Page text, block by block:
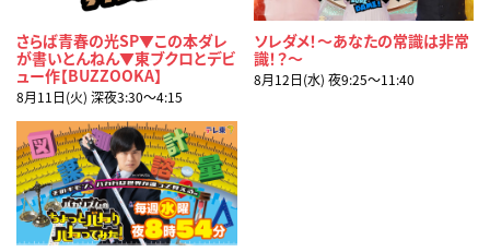
さらば青春の光SP▼この本ダレ
が書いとんねん▼東ブクロとデビ
ュー作【BUZZOOKA】
8月11日(火) 深夜3:30〜4:15
ソレダメ！～あなたの常識は非常
識！？～
8月12日(水) 夜9:25〜11:40